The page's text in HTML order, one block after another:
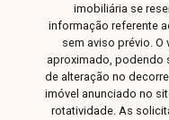
imobiliária se
informação referente
sem aviso prévio.
aproximado, podendo
de alteração no
imóvel anunciado no
rotatividade. As